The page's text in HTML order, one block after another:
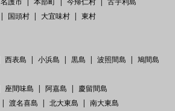
国頭村 大宜味村
東村
西表島 小浜島 黒島 波照間島
鳩間島
座間味島 阿嘉島
慶留間島
渡名喜島 北大東島
南大東島